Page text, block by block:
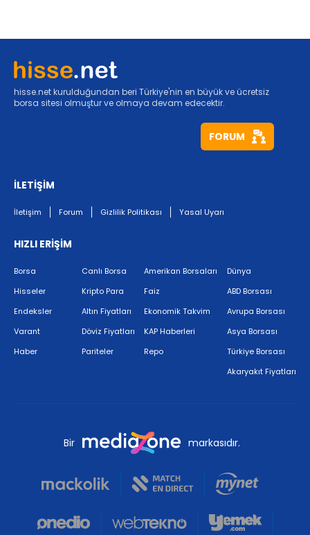
hisse.net kurulduğundan beri Türkiye'nin en büyük ve ücretsiz
borsa sitesi olmuştur ve olmaya devam edecektir.
FORUM
İLETİŞİM
İletişim Forum Gizlilik Politikası Yasal Uyarı
HIZLI ERİŞİM
Borsa
Hisseler
Endeksler
Varant
Haber
Canlı Borsa
Kripto Para
Altın Fiyatları
Döviz Fiyatları
Pariteler
Amerikan Borsaları
Faiz
Ekonomik Takvim
KAP Haberleri
Repo
Dünya
ABD Borsası
Avrupa Borsası
Asya Borsası
Türkiye Borsası
Akaryakıt Fiyatları
Bir markasıdır.